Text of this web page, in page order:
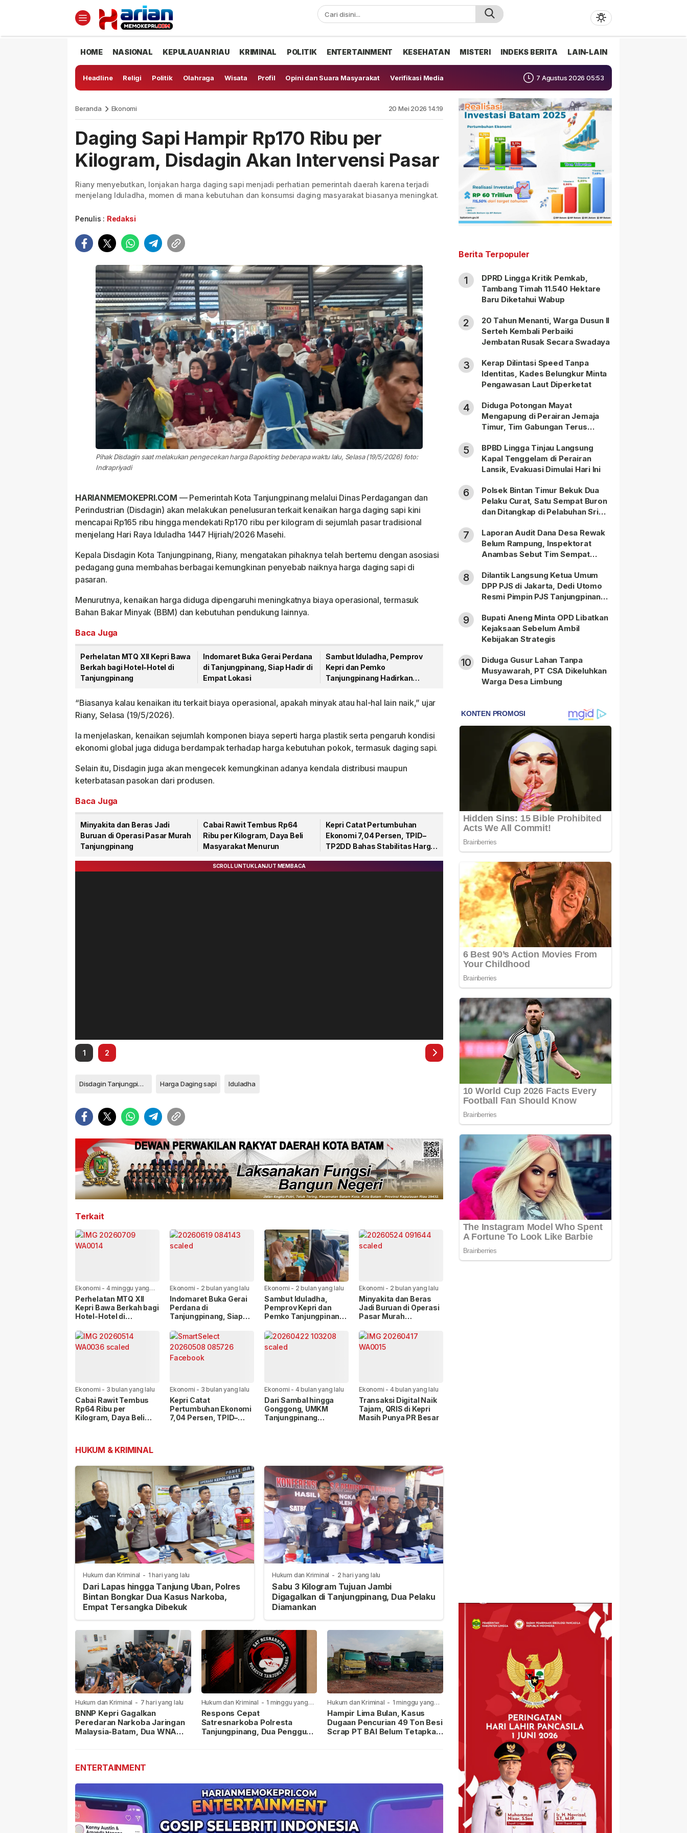
HOME NASIONAL KEPULAUAN RIAU KRIMINAL POLITIK ENTERTAINMENT KESEHATAN MISTERI INDEKS BERITA LAIN-LAIN
Headline Religi Politik Olahraga Wisata Profil Opini dan Suara Masyarakat Verifikasi Media 7 Agustus 2026 05:53
Beranda Ekonomi 20 Mei 2026 14:19
Daging Sapi Hampir Rp170 Ribu per
Kilogram, Disdagin Akan Intervensi Pasar
Riany menyebutkan, lonjakan harga daging sapi menjadi perhatian pemerintah daerah karena terjadi
menjelang Iduladha, momen di mana kebutuhan dan konsumsi daging masyarakat biasanya meningkat.
Penulis : Redaksi
Pihak Disdagin saat melakukan pengecekan harga Bapokting beberapa waktu lalu, Selasa (19/5/2026) foto:
Indrapriyadi
HARIANMEMOKEPRI.COM — Pemerintah Kota Tanjungpinang melalui Dinas Perdagangan dan
Perindustrian (Disdagin) akan melakukan penelusuran terkait kenaikan harga daging sapi kini
mencapai Rp165 ribu hingga mendekati Rp170 ribu per kilogram di sejumlah pasar tradisional
menjelang Hari Raya Iduladha 1447 Hijriah/2026 Masehi.
Kepala Disdagin Kota Tanjungpinang, Riany, mengatakan pihaknya telah bertemu dengan asosiasi
pedagang guna membahas berbagai kemungkinan penyebab naiknya harga daging sapi di
pasaran.
Menurutnya, kenaikan harga diduga dipengaruhi meningkatnya biaya operasional, termasuk
Bahan Bakar Minyak (BBM) dan kebutuhan pendukung lainnya.
Baca Juga
Perhelatan MTQ XII Kepri Bawa
Berkah bagi Hotel-Hotel di
Tanjungpinang
Indomaret Buka Gerai Perdana
di Tanjungpinang, Siap Hadir di
Empat Lokasi
Sambut Iduladha, Pemprov
Kepri dan Pemko
Tanjungpinang Hadirkan
“Biasanya kalau kenaikan itu terkait biaya operasional, apakah minyak atau hal-hal lain naik,” ujar
Riany, Selasa (19/5/2026).
Ia menjelaskan, kenaikan sejumlah komponen biaya seperti harga plastik serta pengaruh kondisi
ekonomi global juga diduga berdampak terhadap harga kebutuhan pokok, termasuk daging sapi.
Selain itu, Disdagin juga akan mengecek kemungkinan adanya kendala distribusi maupun
keterbatasan pasokan dari produsen.
Baca Juga
Minyakita dan Beras Jadi
Buruan di Operasi Pasar Murah
Tanjungpinang
Cabai Rawit Tembus Rp64
Ribu per Kilogram, Daya Beli
Masyarakat Menurun
Kepri Catat Pertumbuhan
Ekonomi 7,04 Persen, TPID–
TP2DD Bahas Stabilitas Harga
1 2
Disdagin Tanjungpinang Harga Daging sapi Iduladha
Terkait
Ekonomi - 4 minggu yang
lalu
Perhelatan MTQ XII
Kepri Bawa Berkah bagi
Hotel-Hotel di
Ekonomi - 2 bulan yang lalu
Indomaret Buka Gerai
Perdana di
Tanjungpinang, Siap
Ekonomi - 2 bulan yang lalu
Sambut Iduladha,
Pemprov Kepri dan
Pemko Tanjungpinang
Pangan Murah
Ekonomi - 2 bulan yang lalu
Minyakita dan Beras
Jadi Buruan di Operasi
Pasar Murah
Ekonomi - 3 bulan yang lalu
Cabai Rawit Tembus
Rp64 Ribu per
Kilogram, Daya Beli
Ekonomi - 3 bulan yang lalu
Kepri Catat
Pertumbuhan Ekonomi
7,04 Persen, TPID–
Ekonomi - 4 bulan yang lalu
Dari Sambal hingga
Gonggong, UMKM
Tanjungpinang
Ekonomi - 4 bulan yang lalu
Transaksi Digital Naik
Tajam, QRIS di Kepri
Masih Punya PR Besar
HUKUM & KRIMINAL
Hukum dan Kriminal - 1 hari yang lalu
Dari Lapas hingga Tanjung Uban, Polres
Bintan Bongkar Dua Kasus Narkoba,
Empat Tersangka Dibekuk
Hukum dan Kriminal - 2 hari yang lalu
Sabu 3 Kilogram Tujuan Jambi
Digagalkan di Tanjungpinang, Dua Pelaku
Diamankan
Hukum dan Kriminal - 7 hari yang lalu
BNNP Kepri Gagalkan
Peredaran Narkoba Jaringan
Malaysia-Batam, Dua WNA
Hukum dan Kriminal - 1 minggu yang
lalu
Respons Cepat
Satresnarkoba Polresta
Tanjungpinang, Dua Pengguna
Hukum dan Kriminal - 1 minggu yang
lalu
Hampir Lima Bulan, Kasus
Dugaan Pencurian 49 Ton Besi
Scrap PT BAI Belum Tetapkan
ENTERTAINMENT
Berita Terpopuler
1
DPRD Lingga Kritik Pemkab,
Tambang Timah 11.540 Hektare
Baru Diketahui Wabup
2
20 Tahun Menanti, Warga Dusun II
Serteh Kembali Perbaiki
Jembatan Rusak Secara Swadaya
3
Kerap Dilintasi Speed Tanpa
Identitas, Kades Belungkur Minta
Pengawasan Laut Diperketat
4
Diduga Potongan Mayat
Mengapung di Perairan Jemaja
Timur, Tim Gabungan Terus
5
BPBD Lingga Tinjau Langsung
Kapal Tenggelam di Perairan
Lansik, Evakuasi Dimulai Hari Ini
6
Polsek Bintan Timur Bekuk Dua
Pelaku Curat, Satu Sempat Buron
dan Ditangkap di Pelabuhan Sri
7
Laporan Audit Dana Desa Rewak
Belum Rampung, Inspektorat
Anambas Sebut Tim Sempat
8
Dilantik Langsung Ketua Umum
DPP PJS di Jakarta, Dedi Utomo
Resmi Pimpin PJS Tanjungpinang-
9
Bupati Aneng Minta OPD Libatkan
Kejaksaan Sebelum Ambil
Kebijakan Strategis
10
Diduga Gusur Lahan Tanpa
Musyawarah, PT CSA Dikeluhkan
Warga Desa Limbung